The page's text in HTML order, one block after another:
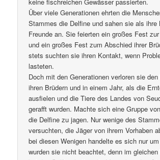
Über viele Generationen ehrten die
Stammes die Delfine und sahen sie als ihre
Freunde an. Sie feierten ein großes Fest
und ein großes Fest zum Abschied ihrer
stets suchten sie ihren Kontakt, wenn
lasteten.
Doch mit den Generationen verloren sie
ihren Brüdern und in einem Jahr, als die
ausfielen und die Tiere des Landes von
gerafft wurden. Machte sich eine Gruppe
die Delfine zu jagen. Nur wenige des
versuchten, die Jäger von ihrem Vorhaben
bei diesen Wenigen handelte es sich nur
wurden sie nicht beachtet, denn im